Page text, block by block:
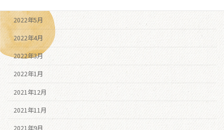
2022年5月
2022年4月
2022年3月
2022年1月
2021年12月
2021年11月
2021年9月